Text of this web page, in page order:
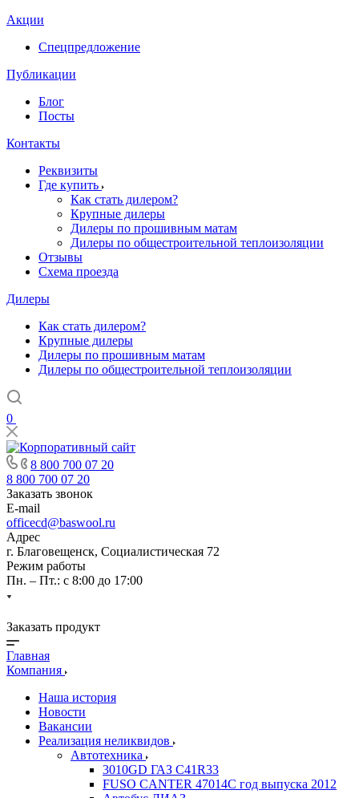
Акции
Спецпредложение
Публикации
Блог
Посты
Контакты
Реквизиты
Где купить
Как стать дилером?
Крупные дилеры
Дилеры по прошивным матам
Дилеры по общестроительной теплоизоляции
Отзывы
Схема проезда
Дилеры
Как стать дилером?
Крупные дилеры
Дилеры по прошивным матам
Дилеры по общестроительной теплоизоляции
0
8 800 700 07 20
8 800 700 07 20
Заказать звонок
E-mail
officecd@baswool.ru
Адрес
г. Благовещенск, Социалистическая 72
Режим работы
Пн. – Пт.: с 8:00 до 17:00
Заказать продукт
Главная
Компания
Наша история
Новости
Вакансии
Реализация неликвидов
Автотехника
3010GD ГАЗ С41R33
FUSO CANTER 47014C год выпуска 2012